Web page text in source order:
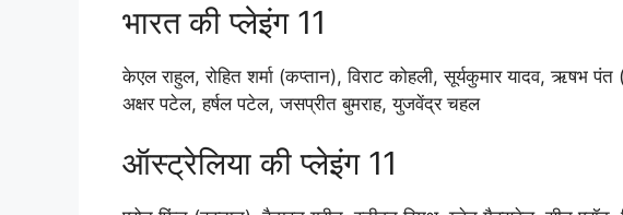
भारत की प्लेइंग 11
केएल राहुल, रोहित शर्मा (कप्तान), विराट कोहली, सूर्यकुमार यादव, ऋषभ पंत
अक्षर पटेल, हर्षल पटेल, जसप्रीत बुमराह, युजवेंद्र चहल
ऑस्ट्रेलिया की प्लेइंग 11